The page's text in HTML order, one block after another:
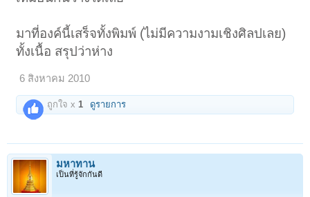
มาที่องค์นี้เสร็จทั้งพิมพ์ (ไม่มีความงามเชิงศิลปเลย)
ทั้งเนื้อ สรุปว่าห่าง
6 สิงหาคม 2010
ถูกใจ x1 ดูรายการ
มหาทาน
เป็นที่รู้จักกันดี